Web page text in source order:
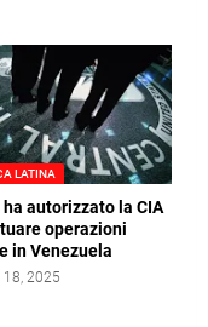
LATINA
autorizzato la CIA
operazioni
in Venezuela
18, 2025